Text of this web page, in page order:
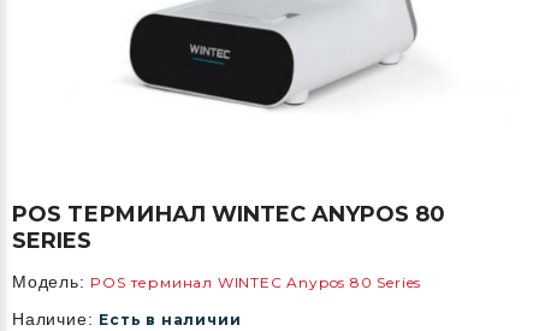
POS ТЕРМИНАЛ WINTEC ANYPOS 80
SERIES
Модель: POS терминал WINTEC Anypos 80 Series
Наличие: Есть в наличии